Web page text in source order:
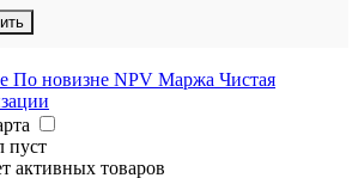
По новизне NPV Маржа Чистая
пуст
активных товаров